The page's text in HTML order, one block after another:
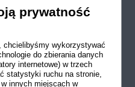
prywatność
chcielibyśmy wykorzystywać
do zbierania danych
internetowe) w trzech
statystyki ruchu na stronie,
innych miejscach w